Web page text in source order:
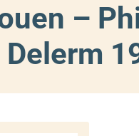
–
Delerm